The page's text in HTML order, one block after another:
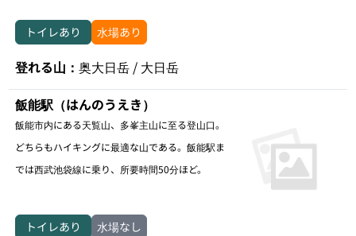
トイレあり 水場あり
登れる山： 奥大日岳 / 大日岳
飯能駅（はんのうえき）
飯能市内にある天覧山、多峯主山に至る登山口。
どちらもハイキングに最適な山である。飯能駅ま
では西武池袋線に乗り、所要時間50分ほど。
トイレあり 水場なし